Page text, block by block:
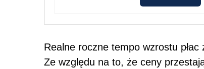
Realne roczne tempo wzrostu płac
Ze względu na to, że ceny